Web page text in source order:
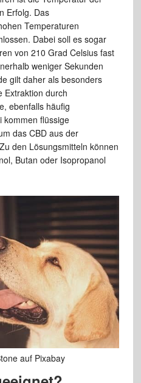
Erfolg. Das
Temperaturen
Dabei soll es sogar
von 210 Grad Celsius fast
weniger Sekunden
gilt daher als besonders
Extraktion durch
ebenfalls häufig
kommen flüssige
das CBD aus der
den Lösungsmitteln können
Butan oder Isopropanol
auf Pixabay